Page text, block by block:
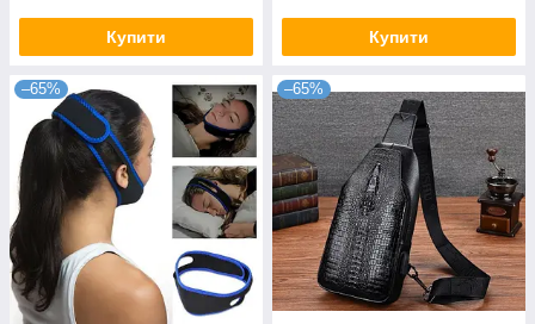
Купити Купити
–65% –65%